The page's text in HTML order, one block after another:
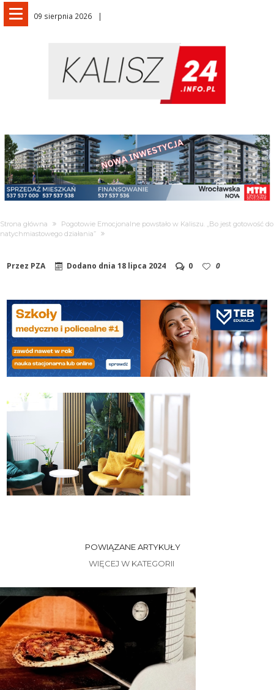
09 sierpnia 2026
Strona główna
Pogotowie Emocjonalne powstało w Kaliszu. „Bo jest gotowość do
natychmiastowego działania”
Przez PZA Dodano dnia18 lipca 2024 0 0
POWIĄZANE ARTYKUŁY
WIĘCEJ W KATEGORII